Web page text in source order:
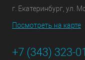
г. Екатеринбург, ул.
Посмотреть на карте
+7 (343) 323-